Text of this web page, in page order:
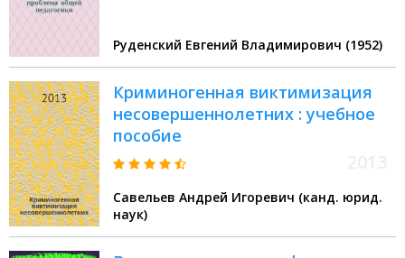
Руденский Евгений Владимирович (1952)
Криминогенная виктимизация
несовершеннолетних : учебное
пособие
Савельев Андрей Игоревич (канд. юрид.
наук)